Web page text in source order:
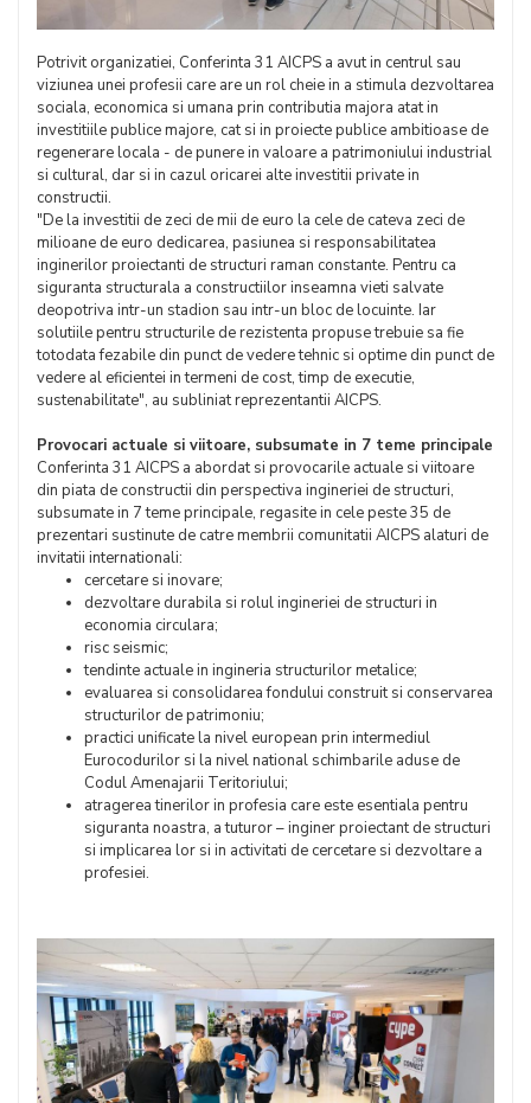
Potrivit organizatiei, Conferinta 31 AICPS a avut in centrul sau
viziunea unei profesii care are un rol cheie in a stimula dezvoltarea
sociala, economica si umana prin contributia majora atat in
investitiile publice majore, cat si in proiecte publice ambitioase de
regenerare locala - de punere in valoare a patrimoniului industrial
si cultural, dar si in cazul oricarei alte investitii private in
constructii.
"De la investitii de zeci de mii de euro la cele de cateva zeci de
milioane de euro dedicarea, pasiunea si responsabilitatea
inginerilor proiectanti de structuri raman constante. Pentru ca
siguranta structurala a constructiilor inseamna vieti salvate
deopotriva intr-un stadion sau intr-un bloc de locuinte. Iar
solutiile pentru structurile de rezistenta propuse trebuie sa fie
totodata fezabile din punct de vedere tehnic si optime din punct de
vedere al eficientei in termeni de cost, timp de executie,
sustenabilitate", au subliniat reprezentantii AICPS.
Provocari actuale si viitoare, subsumate in 7 teme principale
Conferinta 31 AICPS a abordat si provocarile actuale si viitoare
din piata de constructii din perspectiva ingineriei de structuri,
subsumate in 7 teme principale, regasite in cele peste 35 de
prezentari sustinute de catre membrii comunitatii AICPS alaturi de
invitatii internationali:
cercetare si inovare;
dezvoltare durabila si rolul ingineriei de structuri in
economia circulara;
risc seismic;
tendinte actuale in ingineria structurilor metalice;
evaluarea si consolidarea fondului construit si conservarea
structurilor de patrimoniu;
practici unificate la nivel european prin intermediul
Eurocodurilor si la nivel national schimbarile aduse de
Codul Amenajarii Teritoriului;
atragerea tinerilor in profesia care este esentiala pentru
siguranta noastra, a tuturor – inginer proiectant de structuri
si implicarea lor si in activitati de cercetare si dezvoltare a
profesiei.